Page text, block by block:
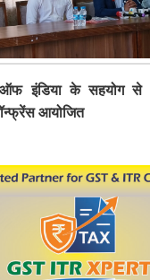
इंडिया के सहयोग से
आयोजित